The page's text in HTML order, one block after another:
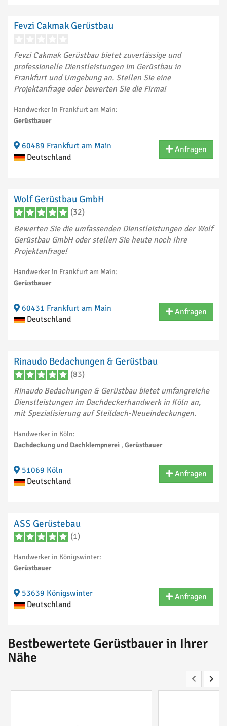
Fevzi Cakmak Gerüstbau
Fevzi Cakmak Gerüstbau bietet zuverlässige und
professionelle Dienstleistungen im Gerüstbau in
Frankfurt und Umgebung an. Stellen Sie eine
Projektanfrage oder bewerten Sie die Firma!
Handwerker in Frankfurt am Main:
Gerüstbauer
60489 Frankfurt am Main
Deutschland
Anfragen
Wolf Gerüstbau GmbH
(32)
Bewerten Sie die umfassenden Dienstleistungen der Wolf
Gerüstbau GmbH oder stellen Sie heute noch Ihre
Projektanfrage!
Handwerker in Frankfurt am Main:
Gerüstbauer
60431 Frankfurt am Main
Deutschland
Anfragen
Rinaudo Bedachungen & Gerüstbau
(83)
Rinaudo Bedachungen & Gerüstbau bietet umfangreiche
Dienstleistungen im Dachdeckerhandwerk in Köln an,
mit Spezialisierung auf Steildach-Neueindeckungen.
Handwerker in Köln:
Dachdeckung und Dachklempnerei , Gerüstbauer
51069 Köln
Deutschland
Anfragen
ASS Gerüstebau
(1)
Handwerker in Königswinter:
Gerüstbauer
53639 Königswinter
Deutschland
Anfragen
Bestbewertete Gerüstbauer in Ihrer
Nähe